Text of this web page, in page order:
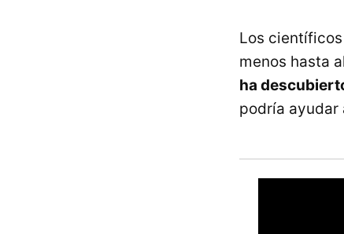
Los
menos hasta
ha
podría ayudar